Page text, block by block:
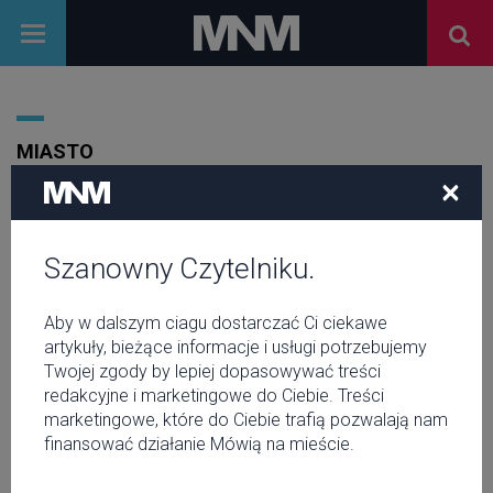
MIASTO
×
Szanowny Czytelniku.
Aby w dalszym ciagu dostarczać Ci ciekawe
artykuły, bieżące informacje i usługi potrzebujemy
Twojej zgody by lepiej dopasowywać treści
redakcyjne i marketingowe do Ciebie. Treści
marketingowe, które do Ciebie trafią pozwalają nam
finansować działanie Mówią na mieście.